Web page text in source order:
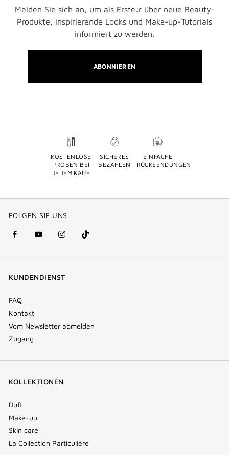
Melden Sie sich an, um als Erste:r über neue Beauty-
Produkte, inspirierende Looks und Make-up-Tutorials
informiert zu werden.
ABONNIEREN
KOSTENLOSE
PROBEN BEI
JEDEM KAUF
SICHERES
BEZAHLEN
EINFACHE
RÜCKSENDUNGEN
FOLGEN SIE UNS
facebook
(new
youtube
(new
instagram
(new
Tik
Tok
KUNDENDIENST
FAQ
Kontakt
Vom Newsletter abmelden
Zugang
KOLLEKTIONEN
Duft
Make-up
Skin care
La Collection Particulière